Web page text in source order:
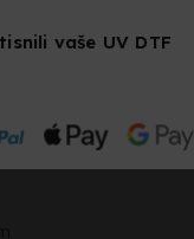
vaše UV DTF